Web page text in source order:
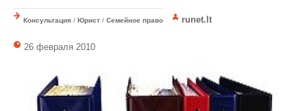
Консультация / Юрист / Семейное право runet.lt
26 февраля 2010